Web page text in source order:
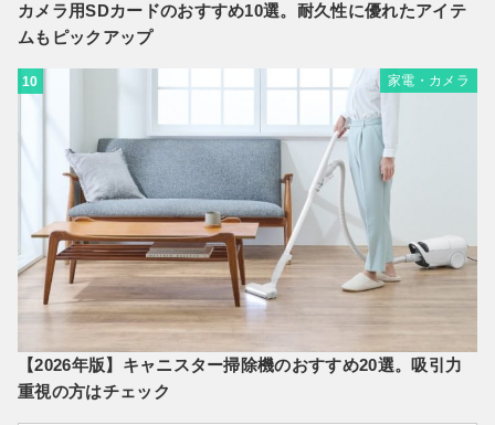
カメラ用SDカードのおすすめ10選。耐久性に優れたアイテ
ムもピックアップ
10 家電・カメラ
【2026年版】キャニスター掃除機のおすすめ20選。吸引力
重視の方はチェック